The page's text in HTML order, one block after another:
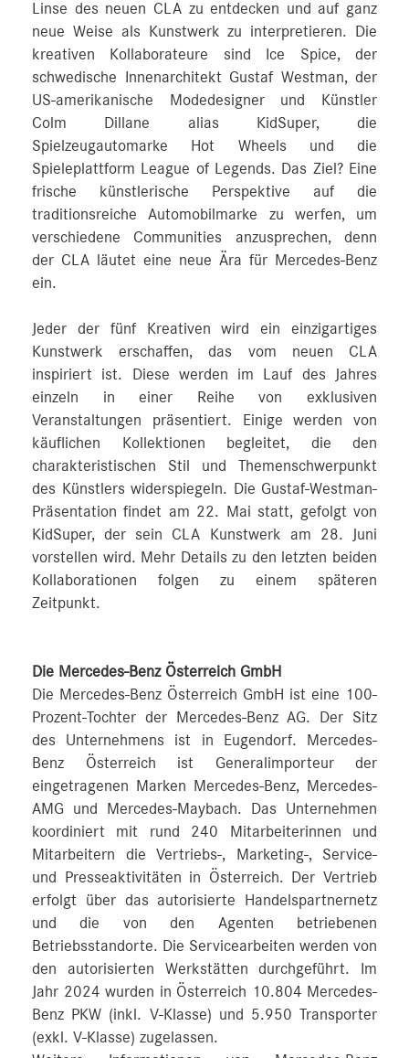
Linse des neuen CLA zu entdecken und auf ganz
neue Weise als Kunstwerk zu interpretieren. Die
kreativen Kollaborateure sind Ice Spice, der
schwedische Innenarchitekt Gustaf Westman, der
US-amerikanische Modedesigner und Künstler
Colm Dillane alias KidSuper, die
Spielzeugautomarke Hot Wheels und die
Spieleplattform League of Legends. Das Ziel? Eine
frische künstlerische Perspektive auf die
traditionsreiche Automobilmarke zu werfen, um
verschiedene Communities anzusprechen, denn
der CLA läutet eine neue Ära für Mercedes-Benz
ein.
Jeder der fünf Kreativen wird ein einzigartiges
Kunstwerk erschaffen, das vom neuen CLA
inspiriert ist. Diese werden im Lauf des Jahres
einzeln in einer Reihe von exklusiven
Veranstaltungen präsentiert. Einige werden von
käuflichen Kollektionen begleitet, die den
charakteristischen Stil und Themenschwerpunkt
des Künstlers widerspiegeln. Die Gustaf-Westman-
Präsentation findet am 22. Mai statt, gefolgt von
KidSuper, der sein CLA Kunstwerk am 28. Juni
vorstellen wird. Mehr Details zu den letzten beiden
Kollaborationen folgen zu einem späteren
Zeitpunkt.
Die Mercedes-Benz Österreich GmbH
Die Mercedes-Benz Österreich GmbH ist eine 100-
Prozent-Tochter der Mercedes-Benz AG. Der Sitz
des Unternehmens ist in Eugendorf. Mercedes-
Benz Österreich ist Generalimporteur der
eingetragenen Marken Mercedes-Benz, Mercedes-
AMG und Mercedes-Maybach. Das Unternehmen
koordiniert mit rund 240 Mitarbeiterinnen und
Mitarbeitern die Vertriebs-, Marketing-, Service-
und Presseaktivitäten in Österreich. Der Vertrieb
erfolgt über das autorisierte Handelspartnernetz
und die von den Agenten betriebenen
Betriebsstandorte. Die Servicearbeiten werden von
den autorisierten Werkstätten durchgeführt. Im
Jahr 2024 wurden in Österreich 10.804 Mercedes-
Benz PKW (inkl. V-Klasse) und 5.950 Transporter
(exkl. V-Klasse) zugelassen.